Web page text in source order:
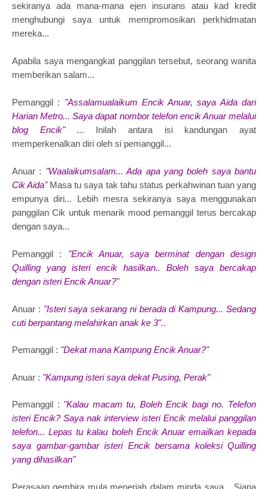
sekiranya ada mana-mana ejen insurans atau kad kredit
menghubungi saya untuk mempromosikan perkhidmatan
mereka...
Apabila saya mengangkat panggilan tersebut, seorang wanita
memberikan salam...
Pemanggil : "Assalamualaikum Encik Anuar, saya Aida dari
Harian Metro... Saya dapat nombor telefon encik Anuar melalui
blog Encik"... Inilah antara isi kandungan ayat
memperkenalkan diri oleh si pemanggil...
Anuar : "Waalaikumsalam... Ada apa yang boleh saya bantu
Cik Aida" Masa tu saya tak tahu status perkahwinan tuan yang
empunya diri... Lebih mesra sekiranya saya menggunakan
panggilan Cik untuk menarik mood pemanggil terus bercakap
dengan saya...
Pemanggil : "Encik Anuar, saya berminat dengan design
Quilling yang isteri encik hasilkan.. Boleh saya bercakap
dengan isteri Encik Anuar?"
Anuar : "Isteri saya sekarang ni berada di Kampung... Sedang
cuti berpantang melahirkan anak ke 3"..
Pemanggil : "Dekat mana Kampung Encik Anuar?"
Anuar : "Kampung isteri saya dekat Pusing, Perak"
Pemanggil : "Kalau macam tu, Boleh Encik bagi no. Telefon
isteri Encik? Saya nak interview isteri Encik melalui panggilan
telefon... Lepas tu kalau boleh Encik Anuar emailkan kepada
saya gambar-gambar isteri Encik bersama koleksi Quilling
yang dihasilkan"
Perasaan gembira mula menerjah dalam minda saya... Siapa